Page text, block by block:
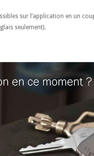
sur l’application en un
seulement).